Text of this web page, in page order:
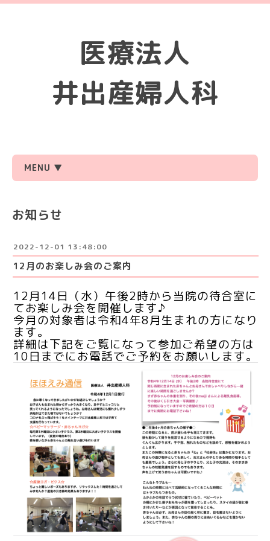
医療法人
井出産婦人科
MENU ▼
お知らせ
2022-12-01 13:48:00
12月のお楽しみ会のご案内
12月14日（水）午後2時から当院の待合室に
てお楽しみ会を開催します♪
今月の対象者は令和4年8月生まれの方になり
ます。
詳細は下記をご覧になって参加ご希望の方は
10日までにお電話でご予約をお願いします。